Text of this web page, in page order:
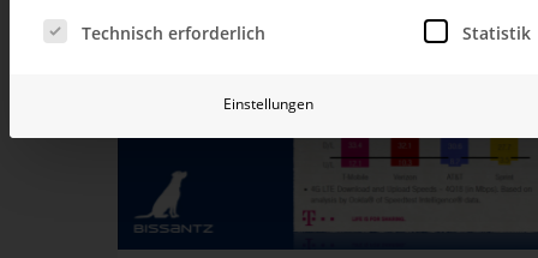
Planung, Forecasting und Simulation
Betrieb und
Betrieb Ihrer BI-Systeme in der Cloud
Es folgt eine Liste der Service-Gruppen, für die eine
Technisch erforderlich Statistik
Einstellungen